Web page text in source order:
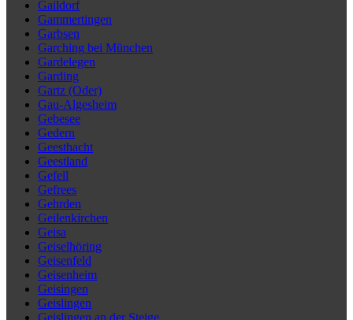
Gaildorf
Gammertingen
Garbsen
Garching bei München
Gardelegen
Garding
Gartz (Oder)
Gau-Algesheim
Gebesee
Gedern
Geesthacht
Geestland
Gefell
Gefrees
Gehrden
Geilenkirchen
Geisa
Geiselhöring
Geisenfeld
Geisenheim
Geisingen
Geislingen